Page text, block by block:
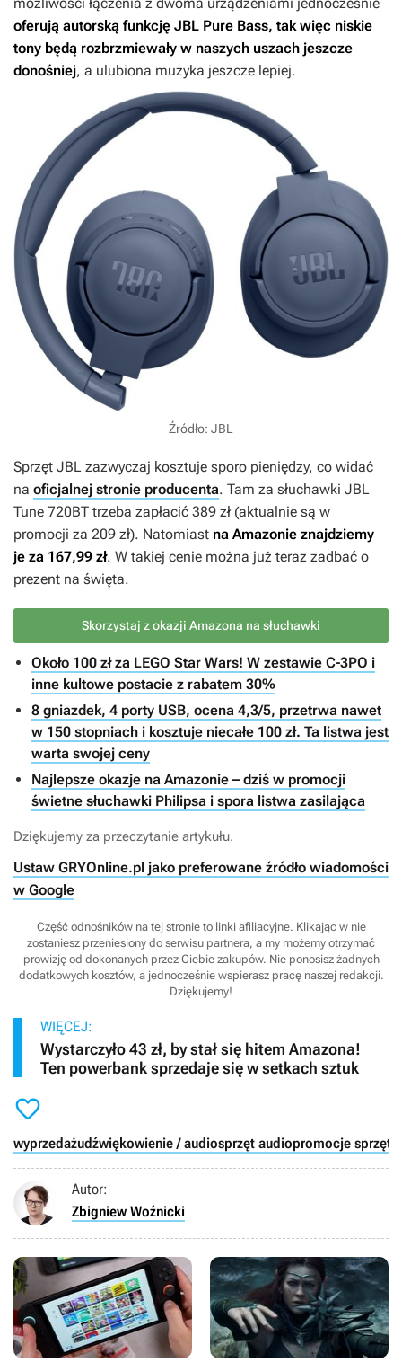
oferują autorską funkcję JBL Pure Bass, tak więc niskie
tony będą rozbrzmiewały w naszych uszach jeszcze
donośniej, a ulubiona muzyka jeszcze lepiej.
Źródło: JBL
Sprzęt JBL zazwyczaj kosztuje sporo pieniędzy, co widać
na oficjalnej stronie producenta. Tam za słuchawki JBL
Tune 720BT trzeba zapłacić 389 zł (aktualnie są w
promocji za 209 zł). Natomiast na Amazonie znajdziemy
je za 167,99 zł. W takiej cenie można już teraz zadbać o
prezent na święta.
Skorzystaj z okazji Amazona na słuchawki
Około 100 zł za LEGO Star Wars! W zestawie C-3PO i
inne kultowe postacie z rabatem 30%
8 gniazdek, 4 porty USB, ocena 4,3/5, przetrwa nawet
w 150 stopniach i kosztuje niecałe 100 zł. Ta listwa jest
warta swojej ceny
Najlepsze okazje na Amazonie – dziś w promocji
świetne słuchawki Philipsa i spora listwa zasilająca
Dziękujemy za przeczytanie artykułu.
Ustaw GRYOnline.pl jako preferowane źródło wiadomości
w Google
Część odnośników na tej stronie to linki afiliacyjne. Klikając w nie
zostaniesz przeniesiony do serwisu partnera, a my możemy otrzymać
prowizję od dokonanych przez Ciebie zakupów. Nie ponosisz żadnych
dodatkowych kosztów, a jednocześnie wspierasz pracę naszej redakcji.
Dziękujemy!
WIĘCEJ:
Wystarczyło 43 zł, by stał się hitem Amazona!
Ten powerbank sprzedaje się w setkach sztuk

wyprzedażudźwiękowienie / audiosprzęt audiopromocje
Autor:
Zbigniew Woźnicki